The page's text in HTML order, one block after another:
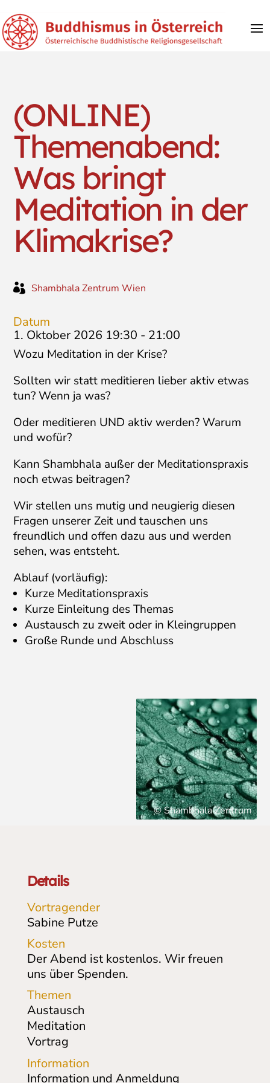
(ONLINE)
Themenabend:
Was bringt
Meditation in der
Klimakrise?
 Shambhala Zentrum Wien
Datum
1. Oktober 2026 19:30 - 21:00
Wozu Meditation in der Krise?
Sollten wir statt meditieren lieber aktiv etwas
tun? Wenn ja was?
Oder meditieren UND aktiv werden? Warum
und wofür?
Kann Shambhala außer der Meditationspraxis
noch etwas beitragen?
Wir stellen uns mutig und neugierig diesen
Fragen unserer Zeit und tauschen uns
freundlich und offen dazu aus und werden
sehen, was entsteht.
Ablauf (vorläufig):
Kurze Meditationspraxis
Kurze Einleitung des Themas
Austausch zu zweit oder in Kleingruppen
Große Runde und Abschluss
© Shambhala Zentrum
Details
Vortragender
Sabine Putze
Kosten
Der Abend ist kostenlos. Wir freuen
uns über Spenden.
Themen
Austausch
Meditation
Vortrag
Information
Information und Anmeldung